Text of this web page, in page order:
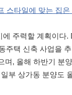
스타일에 맞는 집은
주력할 계획이다
주택 신축 사업을
며, 올해 하반기 분
부 상가동 분양도